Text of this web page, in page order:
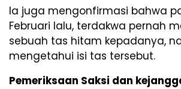
Ia juga mengonfirmasi bahwa
Februari lalu, terdakwa pernah
sebuah tas hitam kepadanya,
mengetahui isi tas tersebut.
Pemeriksaan Saksi dan